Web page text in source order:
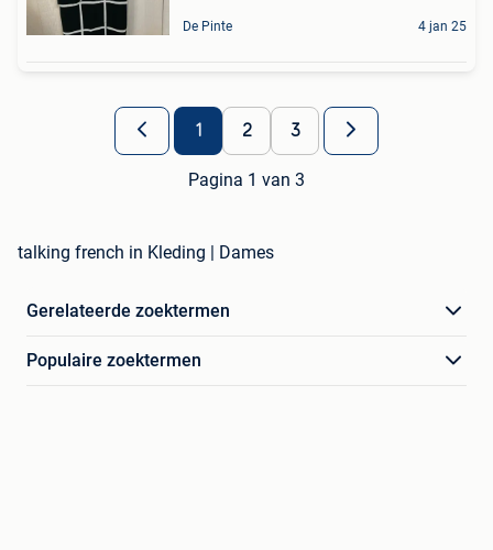
De Pinte 4 jan 25
1 2 3
Pagina 1 van 3
talking french in Kleding | Dames
Gerelateerde zoektermen
Populaire zoektermen